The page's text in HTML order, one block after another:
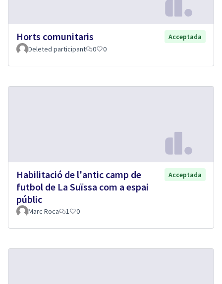
Horts comunitaris
Acceptada
Deleted participant
0 0
Habilitació de l'antic camp de
futbol de La Suïssa com a espai
públic
Acceptada
Marc Roca 1 0